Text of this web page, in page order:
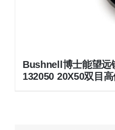
Bushnell博士能望远
132050 20X50双目